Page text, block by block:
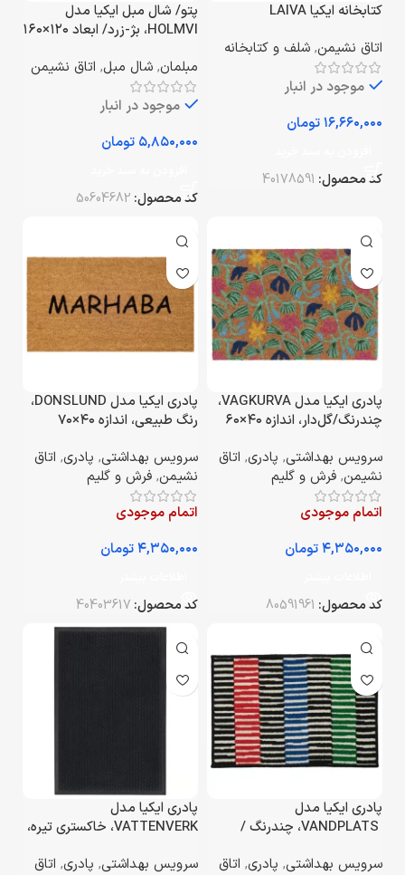
کتابخانه ایکیا LAIVA
اتاق نشیمن, شلف و کتابخانه
موجود در انبار
تومان
کد محصول: 40178591
پتو/ شال مبل ایکیا مدل
HOLMVI، بژ-زرد/ ابعاد ۱۲۰×۱۶۰
مبلمان, شال مبل, اتاق نشیمن
موجود در انبار
تومان
کد محصول: 50604682
پادری ایکیا مدل VAGKURVA،
چندرنگ/گل‌دار، اندازه ۴۰×۶۰
سرویس بهداشتی, پادری, اتاق
نشیمن, فرش و گلیم
اتمام موجودی
تومان
کد محصول: 80591961
پادری ایکیا مدل DONSLUND،
رنگ طبیعی، اندازه ۴۰×۷۰
سرویس بهداشتی, پادری, اتاق
نشیمن, فرش و گلیم
اتمام موجودی
تومان
کد محصول: 40403617
پادری ایکیا مدل
VANDPLATS، چندرنگ /
سرویس بهداشتی, پادری, اتاق
پادری ایکیا مدل
VATTENVERK، خاکستری تیره،
سرویس بهداشتی, پادری, اتاق